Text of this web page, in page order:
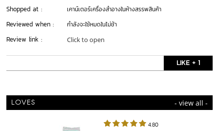
Shopped at : เคาน์เตอร์เครื่องสำอางในห้างสรรพสินค้า
Reviewed when : กำลังจะใช้หมดในไม่ช้า
Review link : Click to open
LIKE + 1
LOVES - view all -
4.80